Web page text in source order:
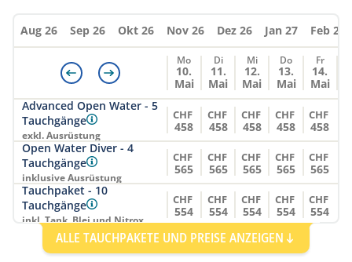
Aug 26 Sep 26 Okt 26 Nov 26 Dez 26 Jan 27 Feb 27
Mo
10.
Mai
Di
11.
Mai
Mi
12.
Mai
Do
13.
Mai
Fr
14.
Mai
Advanced Open Water - 5
Tauchgänge
exkl. Ausrüstung
CHF
458
CHF
458
CHF
458
CHF
458
CHF
458
Open Water Diver - 4
Tauchgänge
inklusive Ausrüstung
CHF
565
CHF
565
CHF
565
CHF
565
CHF
565
Tauchpaket - 10
Tauchgänge
inkl. Tank, Blei und Nitrox
CHF
554
CHF
554
CHF
554
CHF
554
CHF
554
Tauchpaket - 15
Tauchgänge
CHF
703
CHF
703
CHF
703
CHF
703
ALLE TAUCHPAKETE UND PREISE ANZEIGEN